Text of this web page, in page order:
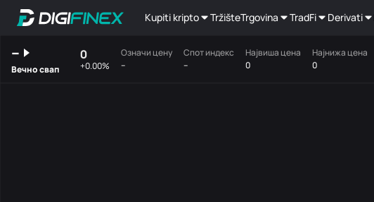
Kupiti kripto TržišteTrgovina TradFi Derivati
--
Вечно свап
0
+0.00%
Означи цену
--
Спот индекс
--
Највиша цена
0
Најнижа цена
0